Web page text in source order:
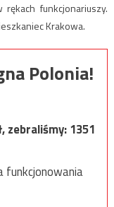
funkcjonariuszy.
Krakowa.
Polonia!
zebraliśmy:1351
funkcjonowania